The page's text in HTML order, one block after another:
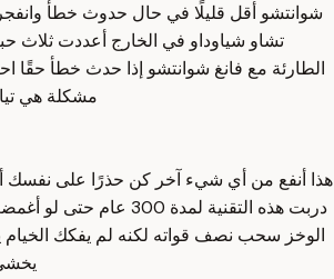
شوانتشو أقل قليلًا في حال حدوث خطأ وانفجر
تشاو شياوداو في الخارج أعددت ثلاث
الطارئة مع فانغ شوانتشو إذا حدث خطأ حقًا
مشكلة هي
هذا أنفع من أي شيء آخر كن حذرًا على نفسك
دربت هذه التقنية لمدة
الوخز سحب نصف قواته لكنه لم يفكك الخيام